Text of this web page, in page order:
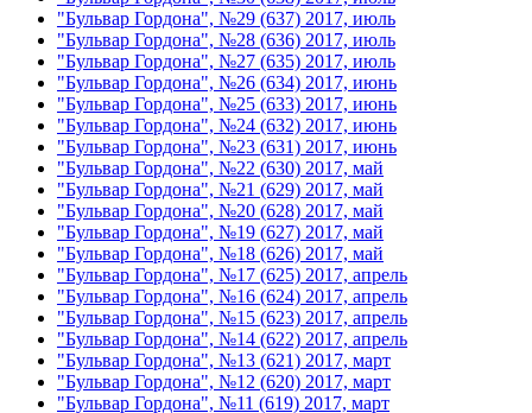
"Бульвар Гордона", №29 (637) 2017, июль
"Бульвар Гордона", №28 (636) 2017, июль
"Бульвар Гордона", №27 (635) 2017, июль
"Бульвар Гордона", №26 (634) 2017, июнь
"Бульвар Гордона", №25 (633) 2017, июнь
"Бульвар Гордона", №24 (632) 2017, июнь
"Бульвар Гордона", №23 (631) 2017, июнь
"Бульвар Гордона", №22 (630) 2017, май
"Бульвар Гордона", №21 (629) 2017, май
"Бульвар Гордона", №20 (628) 2017, май
"Бульвар Гордона", №19 (627) 2017, май
"Бульвар Гордона", №18 (626) 2017, май
"Бульвар Гордона", №17 (625) 2017, апрель
"Бульвар Гордона", №16 (624) 2017, апрель
"Бульвар Гордона", №15 (623) 2017, апрель
"Бульвар Гордона", №14 (622) 2017, апрель
"Бульвар Гордона", №13 (621) 2017, март
"Бульвар Гордона", №12 (620) 2017, март
"Бульвар Гордона", №11 (619) 2017, март